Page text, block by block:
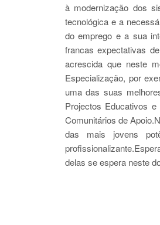
à modernização dos
tecnológica e a
do emprego e a sua
francas expectativas
acrescida que neste
Especialização, por
uma das suas
Projectos Educativos
Comunitários de
das mais jovens
delas se espera neste